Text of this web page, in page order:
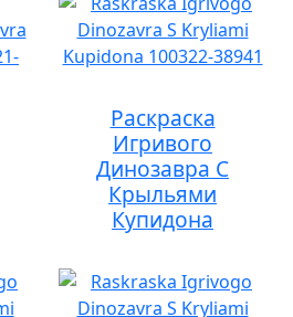
Раскраска
Игривого
Динозавра С
Крыльями
Купидона